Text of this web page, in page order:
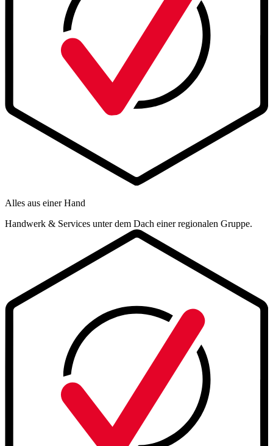
Alles aus einer Hand
Handwerk & Services unter dem Dach einer regionalen Gruppe.